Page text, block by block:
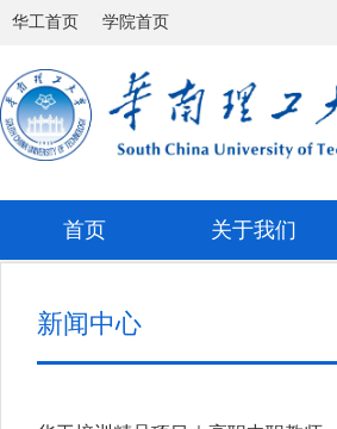
华工首页 学院首页
首页 关于我们
新闻中心